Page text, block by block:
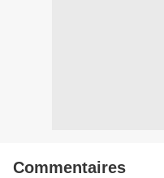
Commentaires